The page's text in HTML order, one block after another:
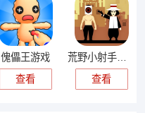
傀儡王游戏
查看
查看